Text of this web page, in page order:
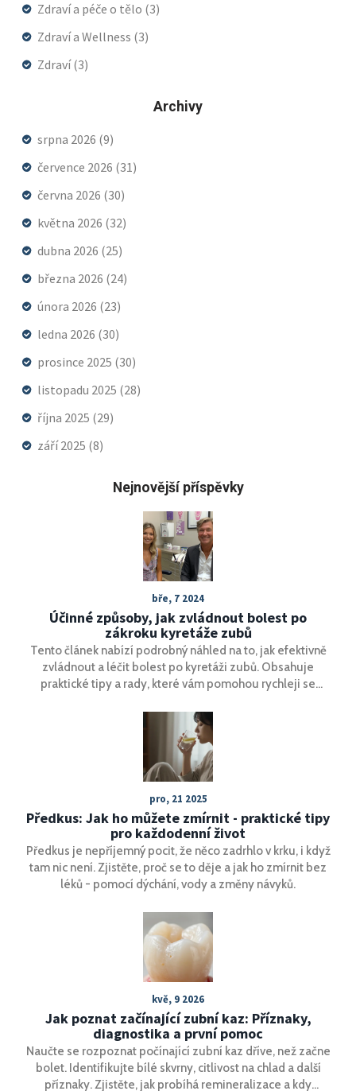
Zdraví a péče o tělo (3)
Zdraví a Wellness (3)
Zdraví(3)
Archivy
srpna 2026 (9)
července 2026 (31)
června 2026 (30)
května 2026 (32)
dubna 2026 (25)
března 2026 (24)
února 2026 (23)
ledna 2026 (30)
prosince 2025 (30)
listopadu 2025 (28)
října 2025 (29)
září 2025 (8)
Nejnovější příspěvky
bře, 7 2024
Účinné způsoby, jak zvládnout bolest po
zákroku kyretáže zubů
Tento článek nabízí podrobný náhled na to, jak efektivně
zvládnout a léčit bolest po kyretáži zubů. Obsahuje
praktické tipy a rady, které vám pomohou rychleji se
osvědčené metody, jak péče o ústní dutinu po zákroku
může podpořit hojení a co dělat pro zajištění optimální
ústní hygieny v tomto kritickém období.
pro, 21 2025
Předkus: Jak ho můžete zmírnit - praktické tipy
pro každodenní život
Předkus je nepříjemný pocit, že něco zadrhlo v krku, i když
tam nic není. Zjistěte, proč se to děje a jak ho zmírnit bez
léků - pomocí dýchání, vody a změny návyků.
kvě, 9 2026
Jak poznat začínající zubní kaz: Příznaky,
diagnostika a první pomoc
Naučte se rozpoznat počínající zubní kaz dříve, než začne
bolet. Identifikujte bílé skvrny, citlivost na chlad a další
příznaky. Zjistěte, jak probíhá remineralizace a kdy